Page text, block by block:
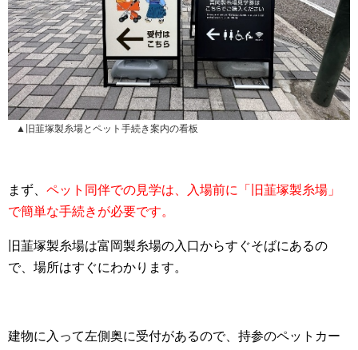
▲旧韮塚製糸場とペット手続き案内の看板
まず、 ペット同伴での見学は、入場前に「旧韮塚製糸場」
で簡単な手続きが必要です。
旧韮塚製糸場は富岡製糸場の入口からすぐそばにあるの
で、場所はすぐにわかります。
建物に入って左側奥に受付があるので、持参のペットカー